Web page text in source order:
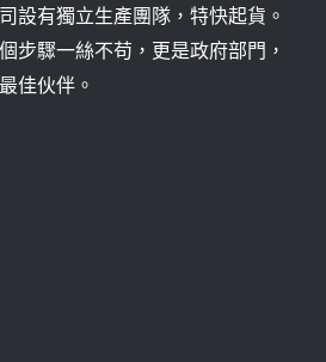
設有獨立生產團隊，特快起貨。
步驟一絲不苟，更是政府部門，
佳伙伴。